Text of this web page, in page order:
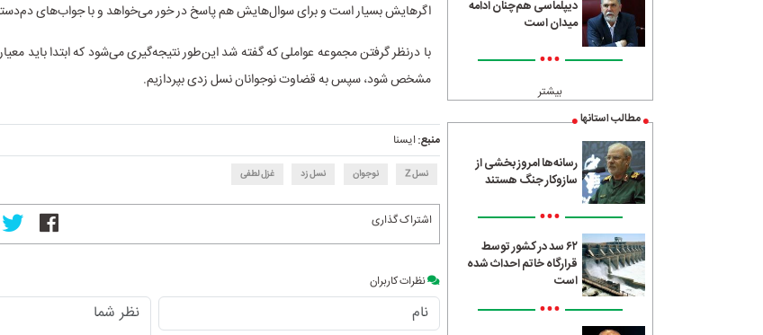
دیپلماسی هم‌چنان ادامه
میدان است
•••
بیشتر
مطالب استانها
رسانه‌ها امروز بخشی از
سازوکار جنگ هستند
•••
۶۲ سد در کشور توسط
قرارگاه خاتم احداث شده
است
•••
اگرهایش بسیار است و برای سوال‌هایش هم پاسخ در خور می‌خواهد و با جواب‌های
با درنظر گرفتن مجموعه عواملی که گفته شد این‌طور نتیجه‌گیری می‌شود که ابتدا باید
مشخص شود، سپس به قضاوت نوجوانان نسل زدی بپردازیم.
منبع:ایسنا
نسل Z نوجوان نسل زد غزل لطفی
اشتراک گذاری
نظرات کاربران